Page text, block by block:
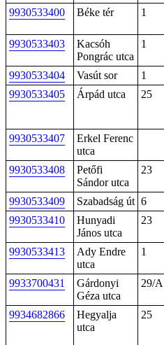
9930533400 Béke tér 1
9930533403
Kacsóh
Pongrác utca
1
9930533404 Vasút sor 1
9930533405
Árpád utca 25
9930533407
Erkel Ferenc
utca
9930533408
Petőfi
Sándor utca
23
9930533409 Szabadság út 6
9930533410
Hunyadi
János utca
23
9930533413
Ady Endre
utca
1
9933700431
Gárdonyi
Géza utca
29/A
9934682866
Hegyalja
utca
25